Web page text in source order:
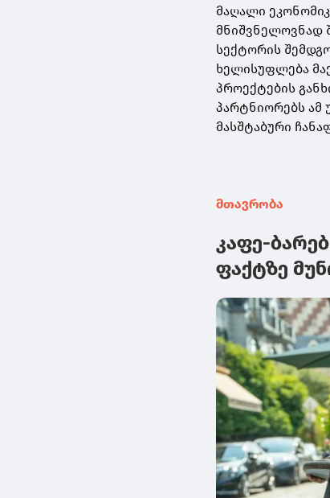
მაღალი
მნიშვნელოვნად
სექტორის
ხელისუფლება
პროექტების
პარტნიორებს ამ
მასშტაბური
მთავრობა
კაფე-
ფაქტზე